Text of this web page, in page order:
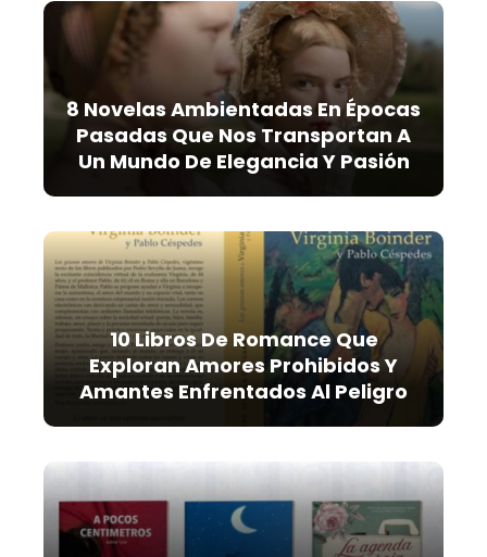
8 Novelas Ambientadas En Épocas
Pasadas Que Nos Transportan A
Un Mundo De Elegancia Y Pasión
10 Libros De Romance Que
Exploran Amores Prohibidos Y
Amantes Enfrentados Al Peligro